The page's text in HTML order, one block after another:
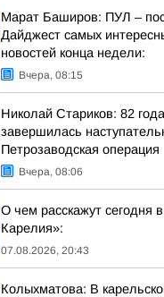
Марат Баширов: ПУЛ –
Дайджест самых
новостей конца недели:
Вчера, 08:15
Николай Стариков: 82
завершилась
Петрозаводская операция
Вчера, 08:06
О чем расскажут сегодня
Карелия»:
07.08.2026, 20:43
Колыхматова: В